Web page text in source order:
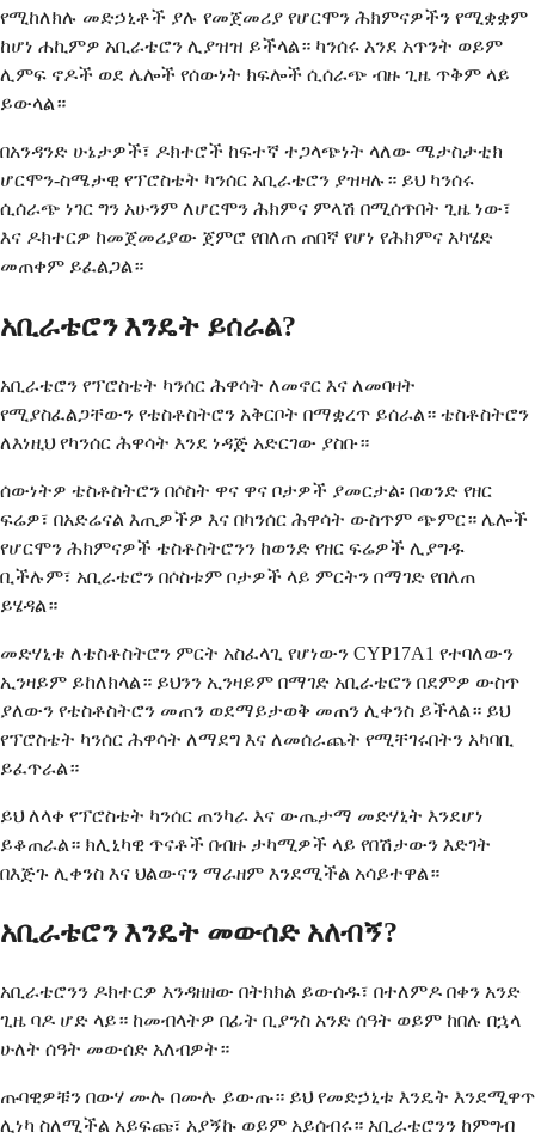
የሚከለክሉ መድኃኒቶች ያሉ የመጀመሪያ የሆርሞን ሕክምናዎችን የሚቋቋም
ከሆነ ሐኪምዎ አቢራቴሮን ሊያዝዝ ይችላል። ካንሰሩ እንደ አጥንት ወይም
ሊምፍ ኖዶች ወደ ሌሎች የሰውነት ክፍሎች ሲሰራጭ ብዙ ጊዜ ጥቅም ላይ
ይውላል።
በአንዳንድ ሁኔታዎች፣ ዶክተሮች ከፍተኛ ተጋላጭነት ላለው ሜታስታቲክ
ሆርሞን-ስሜታዊ የፕሮስቴት ካንሰር አቢራቴሮን ያዝዛሉ። ይህ ካንሰሩ
ሲሰራጭ ነገር ግን አሁንም ለሆርሞን ሕክምና ምላሽ በሚሰጥበት ጊዜ ነው፣
እና ዶክተርዎ ከመጀመሪያው ጀምሮ የበለጠ ጠበኛ የሆነ የሕክምና አካሄድ
መጠቀም ይፈልጋል።
አቢራቴሮን እንዴት ይሰራል?
አቢራቴሮን የፕሮስቴት ካንሰር ሕዋሳት ለመኖር እና ለመባዛት
የሚያስፈልጋቸውን የቴስቶስትሮን አቅርቦት በማቋረጥ ይሰራል። ቴስቶስትሮን
ለእነዚህ የካንሰር ሕዋሳት እንደ ነዳጅ አድርገው ያስቡ።
ሰውነትዎ ቴስቶስትሮን በሶስት ዋና ዋና ቦታዎች ያመርታል፡ በወንድ የዘር
ፍሬዎ፣ በአድሬናል እጢዎችዎ እና በካንሰር ሕዋሳት ውስጥም ጭምር። ሌሎች
የሆርሞን ሕክምናዎች ቴስቶስትሮንን ከወንድ የዘር ፍሬዎች ሊያግዱ
ቢችሉም፣ አቢራቴሮን በሶስቱም ቦታዎች ላይ ምርትን በማገድ የበለጠ
ይሄዳል።
መድሃኒቱ ለቴስቶስትሮን ምርት አስፈላጊ የሆነውን CYP17A1 የተባለውን
ኢንዛይም ይከለክላል። ይህንን ኢንዛይም በማገድ አቢራቴሮን በደምዎ ውስጥ
ያለውን የቴስቶስትሮን መጠን ወደማይታወቅ መጠን ሊቀንስ ይችላል። ይህ
የፕሮስቴት ካንሰር ሕዋሳት ለማደግ እና ለመሰራጨት የሚቸገሩበትን አካባቢ
ይፈጥራል።
ይህ ለላቀ የፕሮስቴት ካንሰር ጠንካራ እና ውጤታማ መድሃኒት እንደሆነ
ይቆጠራል። ክሊኒካዊ ጥናቶች በብዙ ታካሚዎች ላይ የበሽታውን እድገት
በእጅጉ ሊቀንስ እና ህልውናን ማራዘም እንደሚችል አሳይተዋል።
አቢራቴሮን እንዴት መውሰድ አለብኝ?
አቢራቴሮንን ዶክተርዎ እንዳዘዘው በትክክል ይውሰዱ፣ በተለምዶ በቀን አንድ
ጊዜ ባዶ ሆድ ላይ። ከመብላትዎ በፊት ቢያንስ አንድ ሰዓት ወይም ከበሉ በኋላ
ሁለት ሰዓት መውሰድ አለብዎት።
ጡባዊዎቹን በውሃ ሙሉ በሙሉ ይውጡ። ይህ የመድኃኒቱ እንዴት እንደሚዋጥ
ሊነካ ስለሚችል አይፍጩ፣ አያኝኩ ወይም አይሰብሩ። አቢራቴሮንን ከምግብ